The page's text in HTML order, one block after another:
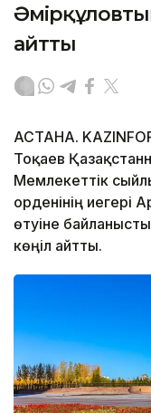
айтты
АСТАНА.
Тоқаев
Мемлекеттік
орденінің иегері
өтуіне
көңіл айтты.